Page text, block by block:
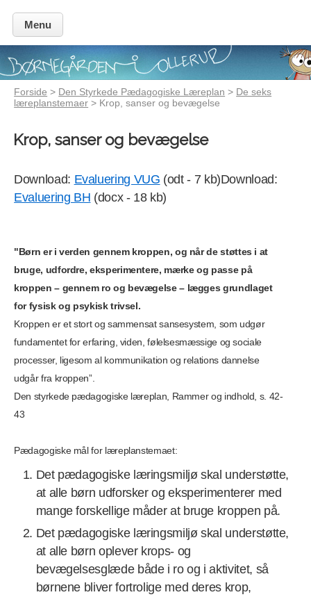
Menu
Forside > Den Styrkede Pædagogiske Læreplan > De seks
læreplanstemaer > Krop, sanser og bevægelse
Krop, sanser og bevægelse
Download: Evaluering VUG (odt - 7 kb)Download:
Evaluering BH (docx - 18 kb)
"Børn er i verden gennem kroppen, og når de støttes i at
bruge, udfor­dre, eksperimentere, mærke og passe på
kroppen – gennem ro og bevægelse – lægges grundlaget
for fysisk og psykisk trivsel.
Kroppen er et stort og sammensat sansesystem, som udgør
fundamentet for erfaring, viden, følelsesmæssige og sociale
processer, ligesom al kommunikation og relations dannelse
udgår fra kroppen”.
Den styrkede pædagogiske læreplan, Rammer og indhold, s. 42-
43
Pædagogiske mål for læreplanstemaet:
Det pædagogiske læringsmiljø skal understøtte,
at alle børn udforsker og eksperimenterer med
mange forskellige måder at bruge kroppen på.
Det pædagogiske læringsmiljø skal understøtte,
at alle børn oplever krops- og
bevægelsesglæde både i ro og i aktivitet, så
børnene bliver fortrolige med deres krop,